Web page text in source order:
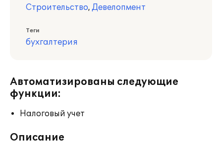
Строительство, Девелопмент
Теги
бухгалтерия
Автоматизированы следующие
функции:
Налоговый учет
Описание